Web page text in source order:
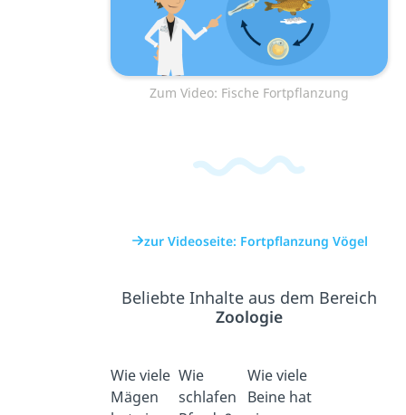
Zum Video: Fische Fortpflanzung
zur Videoseite: Fortpflanzung Vögel
Beliebte Inhalte aus dem Bereich
Zoologie
Wie viele
Mägen
Wie
schlafen
Wie viele
Beine hat